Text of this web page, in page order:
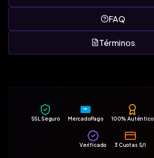
FAQ
Términos
SSL Seguro
MP
MercadoPago 100% Auténtico
Verificado 3 Cuotas S/I